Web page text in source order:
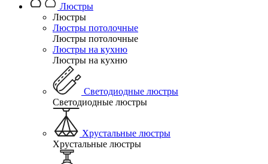
Люстры
Люстры
Люстры потолочные
Люстры потолочные
Люстры на кухню
Люстры на кухню
Светодиодные люстры
Светодиодные люстры
Хрустальные люстры
Хрустальные люстры